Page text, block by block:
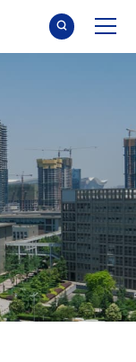
